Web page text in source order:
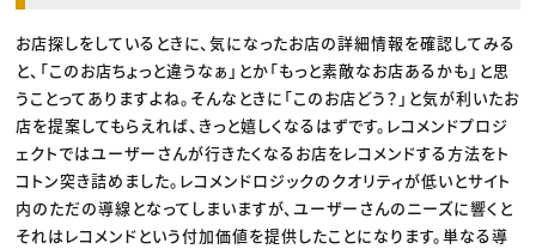
お店探しをしているときに、気になったお店の詳細情報を確認してみる
と、「このお店ちょっと違うなぁ」とか「もっと素敵なお店あるかも」と思
うことってありますよね。そんなときに「このお店どう？」と気が利いたお
店を提案してもらえれば、きっと嬉しくなるはずです。レコメンドプロジ
ェクトではユーザーさんが行きたくなるお店をレコメンドする方法をト
コトン突き詰めました。レコメンドロジックのクオリティが低いとサイト
内のただの導線となってしまいますが、ユーザーさんのニーズに響くと
それはレコメンドという付加価値を提供したことになります。単なる導